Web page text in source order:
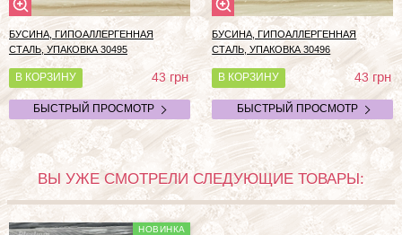
БУСИНА, ГИПОАЛЛЕРГЕННАЯ
СТАЛЬ, УПАКОВКА 30495
В КОРЗИНУ 43грн
БЫСТРЫЙ ПРОСМОТР
БУСИНА, ГИПОАЛЛЕРГЕННАЯ
СТАЛЬ, УПАКОВКА 30496
В КОРЗИНУ 43 грн
БЫСТРЫЙ ПРОСМОТР
ВЫ УЖЕ СМОТРЕЛИ СЛЕДУЮЩИЕ ТОВАРЫ: